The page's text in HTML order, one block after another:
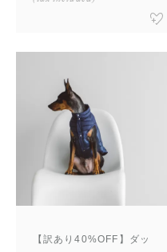
【訳あり40%OFF】ダッ